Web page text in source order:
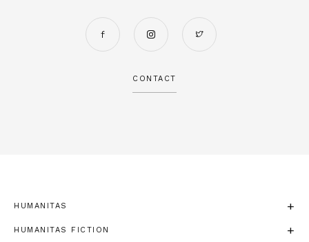
CONTACT
HUMANITAS
HUMANITAS FICTION